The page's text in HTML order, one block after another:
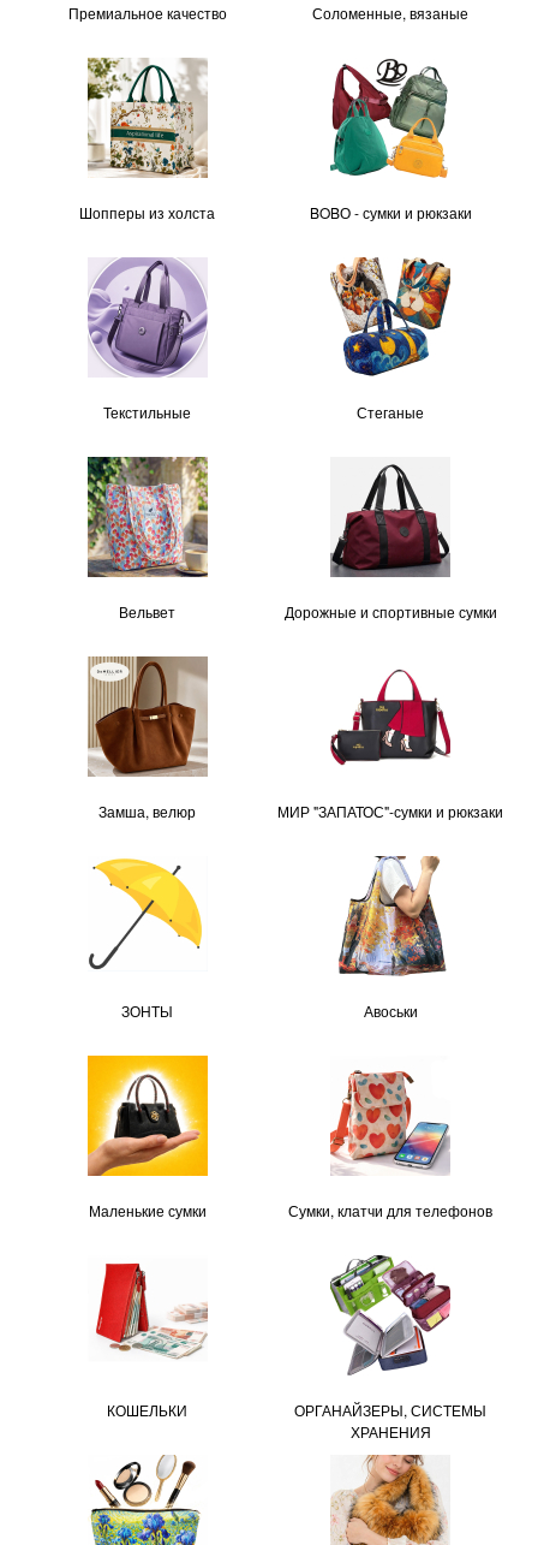
Премиальное качество Соломенные, вязаные
Шопперы из холста BOBО - сумки и рюкзаки
Текстильные Стеганые
Вельвет Дорожные и спортивные сумки
Замша, велюр МИР "ЗАПАТОС"-сумки и рюкзаки
ЗОНТЫ Авоськи
Маленькие сумки Сумки, клатчи для телефонов
КОШЕЛЬКИ
ОРГАНАЙЗЕРЫ, СИСТЕМЫ
ХРАНЕНИЯ